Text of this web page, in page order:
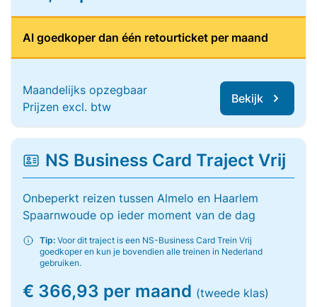
Al goedkoper dan één retourticket per maand
Maandelijks opzegbaar
Prijzen excl. btw
Bekijk
NS Business Card Traject Vrij
Onbeperkt reizen tussen Almelo en Haarlem
Spaarnwoude op ieder moment van de dag
Tip: Voor dit traject is een NS-Business Card Trein Vrij
goedkoper en kun je bovendien alle treinen in Nederland
gebruiken.
€ 366,93 per maand (tweede klas)